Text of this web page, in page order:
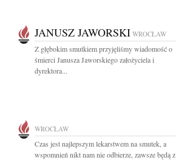
JANUSZ JAWORSKI WROCŁAW
Z głębokim smutkiem przyjęliśmy wiadomość o
śmierci Janusza Jaworskiego założyciela i
dyrektora...
WROCŁAW
Czas jest najlepszym lekarstwem na smutek, a
wspomnień nikt nam nie odbierze, zawsze będą z